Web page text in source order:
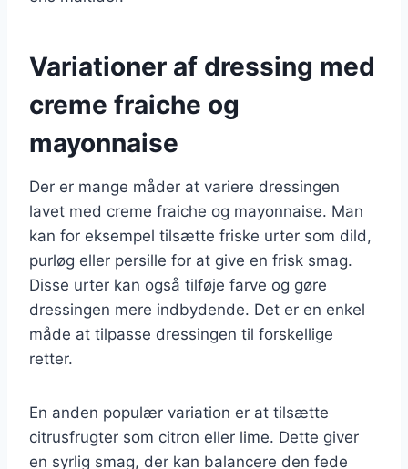
Variationer af dressing med
creme fraiche og
mayonnaise
Der er mange måder at variere dressingen
lavet med creme fraiche og mayonnaise. Man
kan for eksempel tilsætte friske urter som dild,
purløg eller persille for at give en frisk smag.
Disse urter kan også tilføje farve og gøre
dressingen mere indbydende. Det er en enkel
måde at tilpasse dressingen til forskellige
retter.
En anden populær variation er at tilsætte
citrusfrugter som citron eller lime. Dette giver
en syrlig smag, der kan balancere den fede